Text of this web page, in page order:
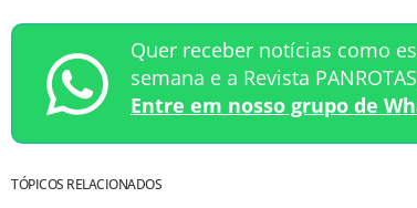
Quer receber notícias como
semana e a Revista
Entre em nosso grupo de
TÓPICOS RELACIONADOS